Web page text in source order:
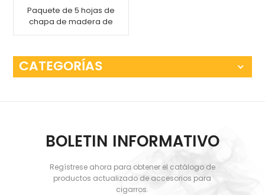
Paquete de 5 hojas de
chapa de madera de
cedro español
CATEGORÍAS
BOLETIN INFORMATIVO
Regístrese ahora para obtener el catálogo de
productos actualizado de accesorios para
cigarros.